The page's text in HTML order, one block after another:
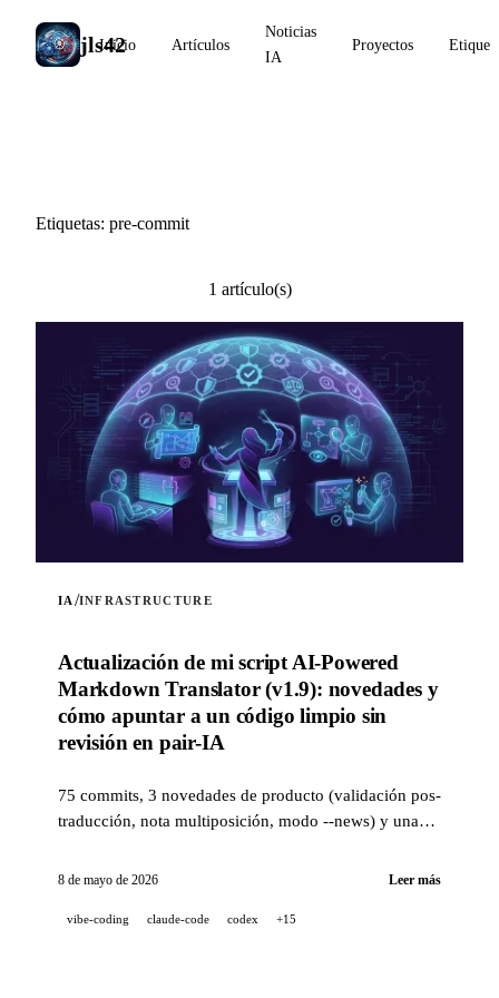
jls42
Inicio Artículos
Noticias
IA
Proyectos
Etiquetas: pre-commit
1 artículo(s)
IA /INFRASTRUCTURE
Actualización de mi script AI-Powered
Markdown Translator (v1.9): novedades y
cómo apuntar a un código limpio sin
revisión en pair-IA
75 commits, 3 novedades de producto (validación pos-
traducción, nota multiposición, modo --news) y una
revisión de PR asistida por IA) para apuntar a un
% en pair-IA.
8 de mayo de 2026 Leer más
vibe-coding claude-code codex +15